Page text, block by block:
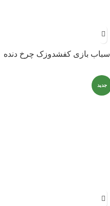
اسباب بازی کفشدوزک چرخ دنده
جدید